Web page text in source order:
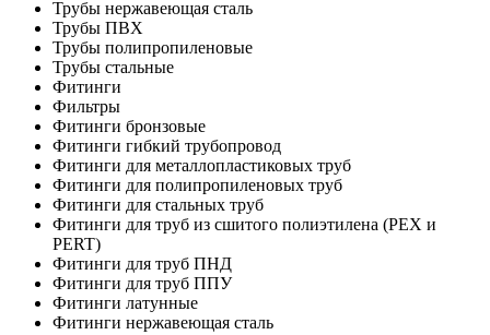
Трубы нержавеющая сталь
Трубы ПВХ
Трубы полипропиленовые
Трубы стальные
Фитинги
Фильтры
Фитинги бронзовые
Фитинги гибкий трубопровод
Фитинги для металлопластиковых труб
Фитинги для полипропиленовых труб
Фитинги для стальных труб
Фитинги для труб из сшитого полиэтилена (PEX и
PERT)
Фитинги для труб ПНД
Фитинги для труб ППУ
Фитинги латунные
Фитинги нержавеющая сталь